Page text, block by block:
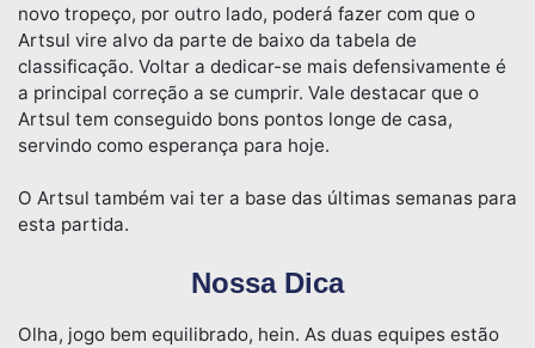
novo tropeço, por outro lado, poderá fazer com que o
Artsul vire alvo da parte de baixo da tabela de
classificação. Voltar a dedicar-se mais defensivamente é
a principal correção a se cumprir. Vale destacar que o
Artsul tem conseguido bons pontos longe de casa,
servindo como esperança para hoje.
O Artsul também vai ter a base das últimas semanas para
esta partida.
Nossa Dica
Olha, jogo bem equilibrado, hein. As duas equipes estão